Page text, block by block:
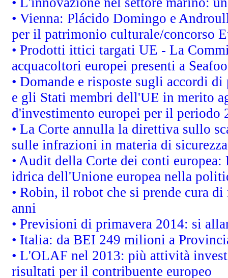
• Vienna: Plácido Domingo e
per il patrimonio culturale/concorso
• Prodotti ittici targati UE - La
acquacoltori europei presenti a
• Domande e risposte sugli accordi
e gli Stati membri dell'UE in merito
d'investimento europei per il periodo
• La Corte annulla la direttiva sullo
sulle infrazioni in materia di
• Audit della Corte dei conti
idrica dell'Unione europea nella
• Robin, il robot che si prende cura
anni
• Previsioni di primavera 2014: si
• Italia: da BEI 249 milioni a
• L'OLAF nel 2013: più attività
risultati per il contribuente europeo